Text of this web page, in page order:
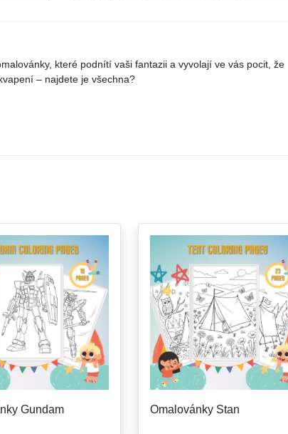
které podnítí vaši fantazii a vyvolají ve vás pocit, že
– najdete je všechna?
Gundam Omalovánky Stan